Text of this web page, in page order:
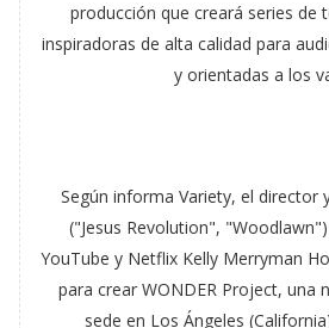
producción que creará series de
inspiradoras de alta calidad para
y orientadas a los
Según informa Variety, el director
("Jesus Revolution",
YouTube y Netflix Kelly Merryman
para crear WONDER Project, una
sede en Los Ángeles